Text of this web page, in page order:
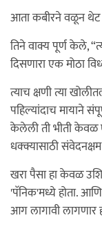
आता कबीरने वळून थेट
तिने वाक्य पूर्ण केले,
दिसणारा एक मोठा
त्याच क्षणी त्या
पहिल्यांदाच मायाने
केलेली ती भीती केवळ
धक्क्यासाठी
खरा पैसा हा केवळ
'पॅनिक'मध्ये होता.
आग लागावी लागणार